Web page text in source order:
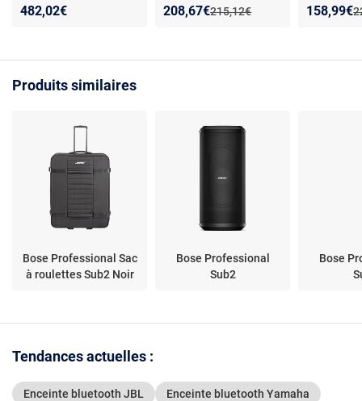
Effets lumineux - Prises
482,02€
Autonomie 8hAncien prix :
215,12€
Nouveau prix :
208,67€
Réduction de :
IP68 -
Nouveau
158,99€
Produits similaires
Bose Professional Sac
à roulettes Sub2 Noir
Bose Professional
Sub2
Bose
Tendances actuelles :
Enceinte bluetooth JBL
Enceinte bluetooth Yamaha